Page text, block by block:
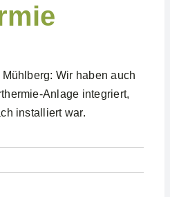
Wir haben auch
Anlage integriert,
installiert war.